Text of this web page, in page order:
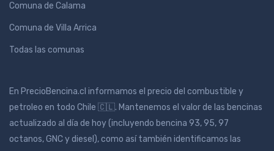
Comuna de Calama
Comuna de Villa Arrica
Todas las comunas
En PrecioBencina.cl informamos el precio del combustible y
petroleo en todo Chile 🇨🇱. Mantenemos el valor de las bencinas
actualizado al día de hoy (incluyendo bencina 93, 95, 97
octanos, GNC y diesel), como así también identificamos las